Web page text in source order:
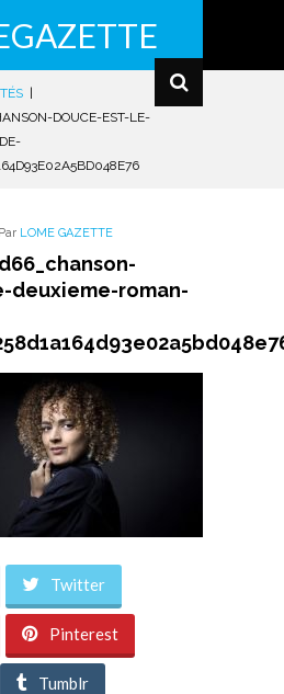
DOUCE-EST-LE-
Par LOME GAZETTE
deuxieme-roman-
Twitter
Pinterest
Tumblr